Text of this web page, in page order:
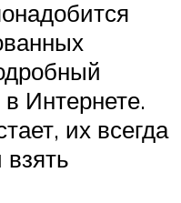
Интернете.
их всегда